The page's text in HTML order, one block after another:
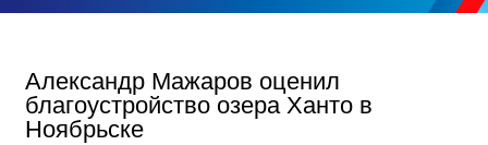
Александр Мажаров оценил
благоустройство озера Ханто в
Ноябрьске